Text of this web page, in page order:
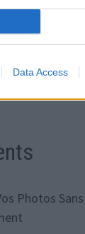
Data Access
Photos